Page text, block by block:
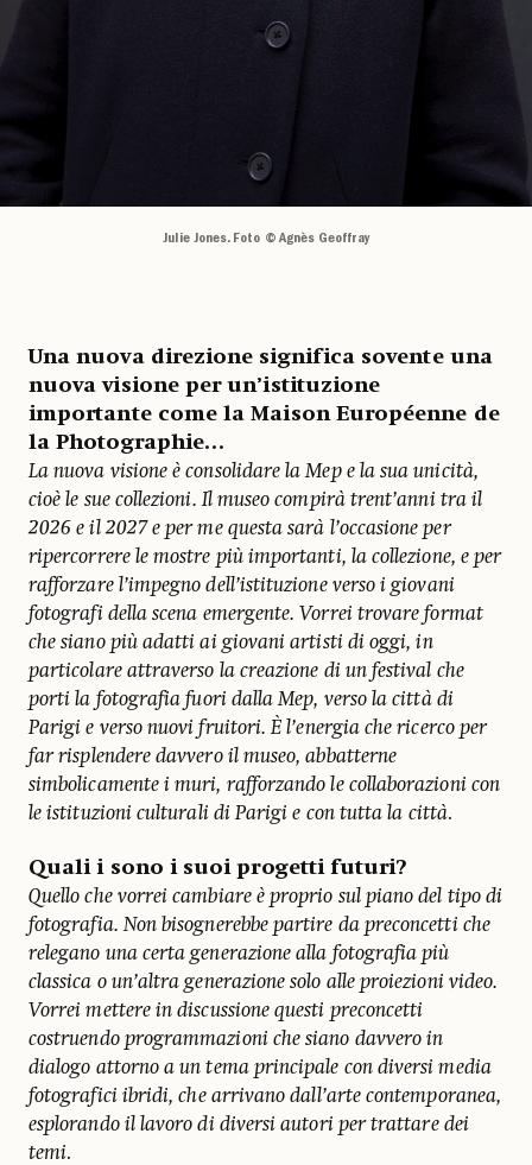
Julie Jones. Foto © Agnès Geoffray
Una nuova direzione significa sovente una
nuova visione per un’istituzione
importante come la Maison Européenne de
la Photographie…
La nuova visione è consolidare la Mep e la sua unicità,
cioè le sue collezioni. Il museo compirà trent’anni tra il
2026 e il 2027 e per me questa sarà l’occasione per
ripercorrere le mostre più importanti, la collezione, e per
rafforzare l’impegno dell’istituzione verso i giovani
fotografi della scena emergente. Vorrei trovare format
che siano più adatti ai giovani artisti di oggi, in
particolare attraverso la creazione di un festival che
porti la fotografia fuori dalla Mep, verso la città di
Parigi e verso nuovi fruitori. È l’energia che ricerco per
far risplendere davvero il museo, abbatterne
simbolicamente i muri, rafforzando le collaborazioni con
le istituzioni culturali di Parigi e con tutta la città.
Quali i sono i suoi progetti futuri?
Quello che vorrei cambiare è proprio sul piano del tipo di
fotografia. Non bisognerebbe partire da preconcetti che
relegano una certa generazione alla fotografia più
classica o un’altra generazione solo alle proiezioni video.
Vorrei mettere in discussione questi preconcetti
costruendo programmazioni che siano davvero in
dialogo attorno a un tema principale con diversi media
fotografici ibridi, che arrivano dall’arte contemporanea,
esplorando il lavoro di diversi autori per trattare dei
temi.